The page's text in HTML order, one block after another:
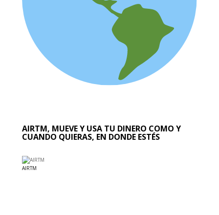
AIRTM, MUEVE Y USA TU DINERO COMO Y
CUANDO QUIERAS, EN DONDE ESTÉS
AIRTM